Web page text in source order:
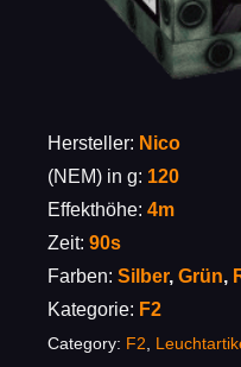
Hersteller: Nico
(NEM) in g: 120
Effekthöhe: 4m
Zeit: 90s
Farben: Silber, Grün,
Kategorie: F2
Category: F2